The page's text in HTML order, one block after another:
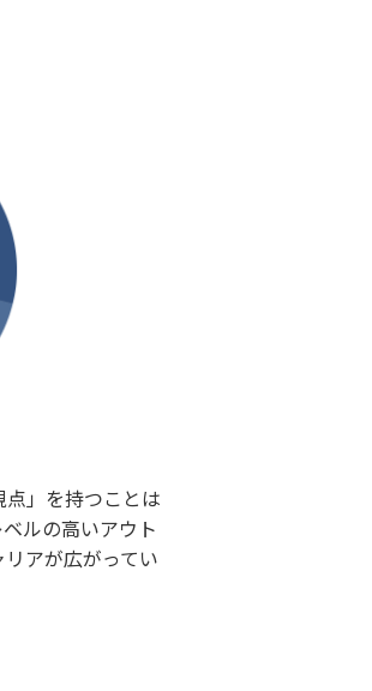
」を持つことは
ルの高いアウト
アが広がってい